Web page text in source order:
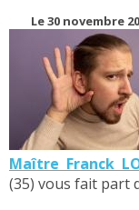
Le 30 novembre
Maître Franck
(35) vous fait part